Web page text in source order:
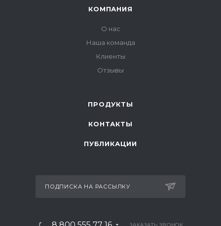
КОМПАНИЯ
О нас
Наша команда
Клиенты
Отзывы
ПРОДУКТЫ
КОНТАКТЫ
ПУБЛИКАЦИИ
ПОДПИСКА НА РАССЫЛКУ